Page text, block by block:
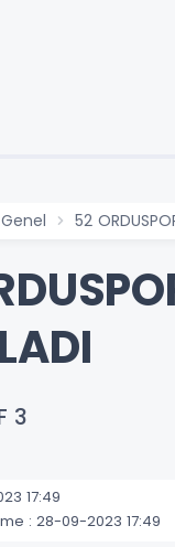
Genel 52
3
17:49
: 28-09-2023 17:49